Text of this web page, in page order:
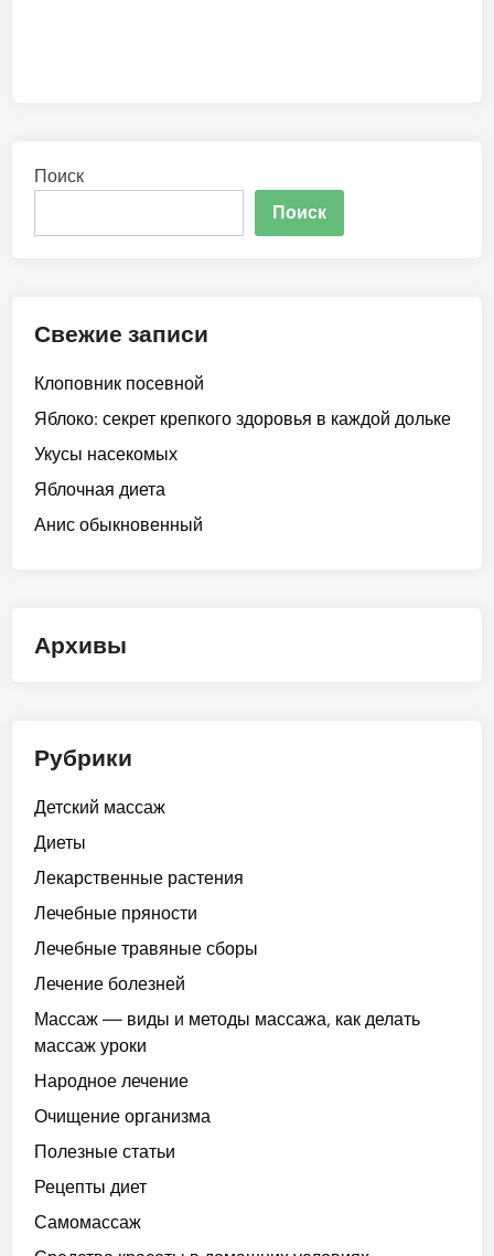
Поиск
Поиск
Свежие записи
Клоповник посевной
Яблоко: секрет крепкого здоровья в каждой дольке
Укусы насекомых
Яблочная диета
Анис обыкновенный
Архивы
Рубрики
Детский массаж
Диеты
Лекарственные растения
Лечебные пряности
Лечебные травяные сборы
Лечение болезней
Массаж — виды и методы массажа, как делать
массаж уроки
Народное лечение
Очищение организма
Полезные статьи
Рецепты диет
Самомассаж